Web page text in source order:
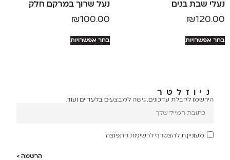
נעלי שבת בנים
₪120.00
בחר אפשרויות
נעל שרוך במרקם חלק
₪100.00
בחר אפשרויות
ניוזלטר
הירשמו לקבלת עדכונים, גישה למבצעים בלעדיים ועוד.
מעוניין.ת להצטרף לרשימת התפוצה
הרשמה >